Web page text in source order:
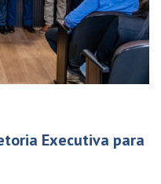
Executiva para